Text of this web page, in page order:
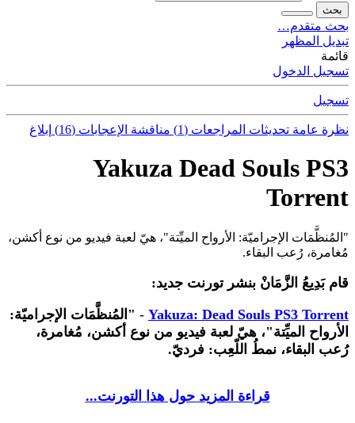
بحث
بحث متقدم…
تبديل المظهر
قائمة
تسجيل الدخول
تسجيل
نظرة عامة تحديثات المراجعات (1) مناقشة الإعجابات (16) إبلاغ
Yakuza Dead Souls PS3
Torrent
"المُنظَّمَات الإجراميّة: الأرواح الميِّتة"، هيّ لعبة فيديو من نوع أكشن،
مُغامرة، رُعب البقاء.
قام بَدِيعُ الزَّمَانْ بنشر تورنت جديد:
Yakuza: Dead Souls PS3 Torrent
- "المُنظَّمَات الإجراميّة:
الأرواح الميِّتة"، هيّ لعبة فيديو من نوع أكشن، مُغامرة،
رُعب البقاء، نمطُ اللّعِب: فرديّ.
قراءة المزيد حول هذا التورنت...